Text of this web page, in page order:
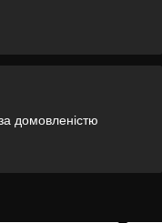
домовленістю